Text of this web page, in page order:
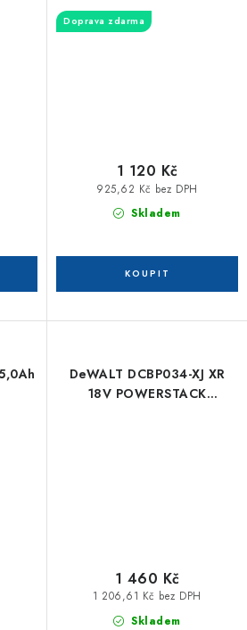
Doprava zdarma
Skladem
925,62 Kč bez DPH
1 120 Kč
DeWALT DCBP034-XJ XR
18V POWERSTACK
Skladem
1 206,61 Kč bez DPH
1 460 Kč